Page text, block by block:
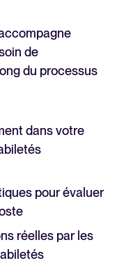
de
du processus
dans votre
pour évaluer
réelles par les